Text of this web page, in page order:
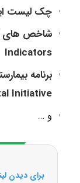
چک لیست
Indicators
Initiative
و …
برای دیدن